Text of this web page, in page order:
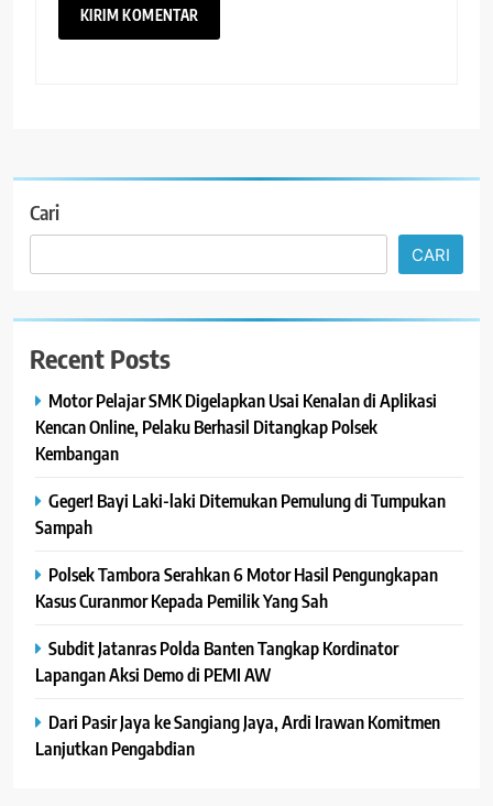
Cari
CARI
Recent Posts
Motor Pelajar SMK Digelapkan Usai Kenalan di Aplikasi
Kencan Online, Pelaku Berhasil Ditangkap Polsek
Kembangan
Geger! Bayi Laki-laki Ditemukan Pemulung di Tumpukan
Sampah
Polsek Tambora Serahkan 6 Motor Hasil Pengungkapan
Kasus Curanmor Kepada Pemilik Yang Sah
Subdit Jatanras Polda Banten Tangkap Kordinator
Lapangan Aksi Demo di PEMI AW
Dari Pasir Jaya ke Sangiang Jaya, Ardi Irawan Komitmen
Lanjutkan Pengabdian